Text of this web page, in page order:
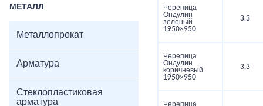
МЕТАЛЛ
Металлопрокат
Арматура
Стеклопластиковая
арматура
Черепица
Ондулин
зеленый
1950×950
3.3
Черепица
Ондулин
коричневый
1950×950
3.3
Черепица